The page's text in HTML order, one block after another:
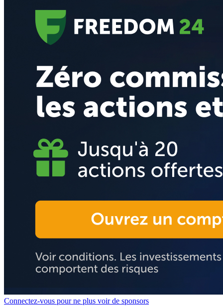
Connectez-vous pour ne plus voir de sponsors